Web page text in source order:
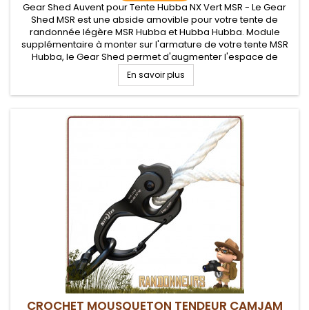
Gear Shed Auvent pour Tente Hubba NX Vert MSR - Le Gear
Shed MSR est une abside amovible pour votre tente de
randonnée légère MSR Hubba et Hubba Hubba. Module
supplémentaire à monter sur l'armature de votre tente MSR
Hubba, le Gear Shed permet d'augmenter l'espace de
stockage des tentes MSR Hubba et Hubba Hubba
En savoir plus
CROCHET MOUSQUETON TENDEUR CAMJAM